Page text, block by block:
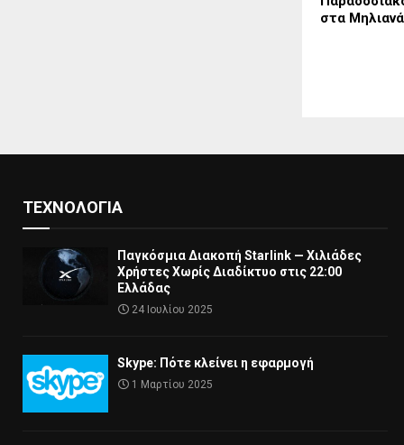
στα Μηλιανά
ΤΕΧΝΟΛΟΓΊΑ
Παγκόσμια Διακοπή Starlink — Χιλιάδες
Χρήστες Χωρίς Διαδίκτυο στις 22:00
Ελλάδας
24 Ιουλίου 2025
Skype: Πότε κλείνει η εφαρμογή
1 Μαρτίου 2025